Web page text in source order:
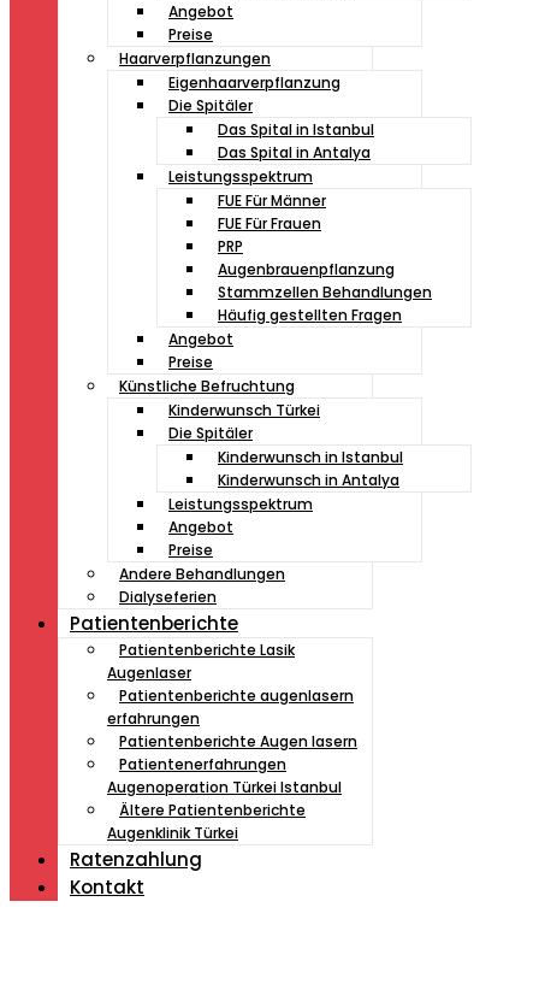
Angebot
Preise
Haarverpflanzungen
Eigenhaarverpflanzung
Die Spitäler
Das Spital in Istanbul
Das Spital in Antalya
Leistungsspektrum
FUE Für Männer
FUE Für Frauen
PRP
Augenbrauenpflanzung
Stammzellen Behandlungen
Häufig gestellten Fragen
Angebot
Preise
Künstliche Befruchtung
Kinderwunsch Türkei
Die Spitäler
Kinderwunsch in Istanbul
Kinderwunsch in Antalya
Leistungsspektrum
Angebot
Preise
Andere Behandlungen
Dialyseferien
Patientenberichte
Patientenberichte Lasik
Augenlaser
Patientenberichte augenlasern
erfahrungen
Patientenberichte Augen lasern
Patientenerfahrungen
Augenoperation Türkei Istanbul
Ältere Patientenberichte
Augenklinik Türkei
Ratenzahlung
Kontakt